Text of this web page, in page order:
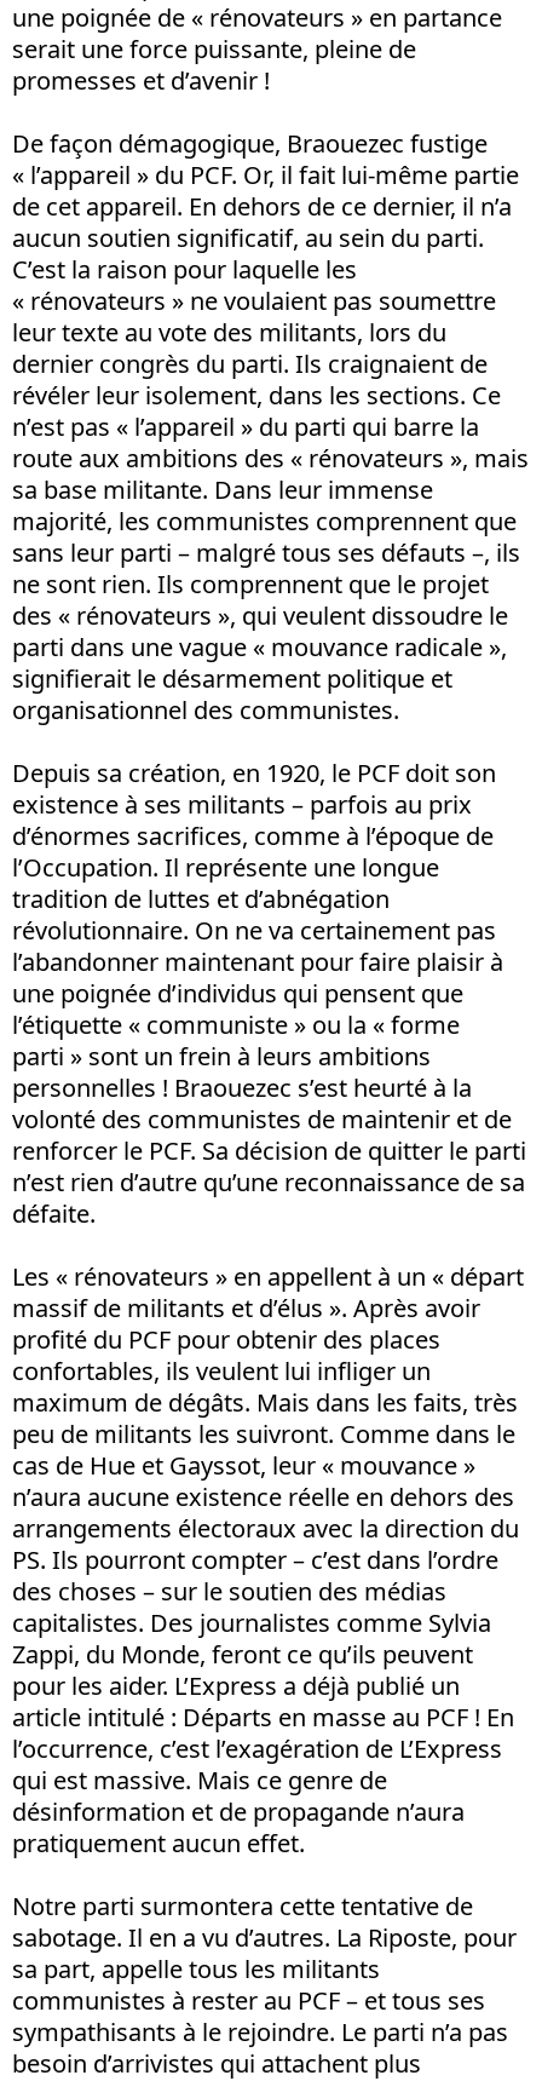
une poignée de « rénovateurs » en partance
serait une force puissante, pleine de
promesses et d’avenir !
De façon démagogique, Braouezec fustige
« l’appareil » du PCF. Or, il fait lui-même partie
de cet appareil. En dehors de ce dernier, il n’a
aucun soutien significatif, au sein du parti.
C’est la raison pour laquelle les
« rénovateurs » ne voulaient pas soumettre
leur texte au vote des militants, lors du
dernier congrès du parti. Ils craignaient de
révéler leur isolement, dans les sections. Ce
n’est pas « l’appareil » du parti qui barre la
route aux ambitions des « rénovateurs », mais
sa base militante. Dans leur immense
majorité, les communistes comprennent que
sans leur parti – malgré tous ses défauts –, ils
ne sont rien. Ils comprennent que le projet
des « rénovateurs », qui veulent dissoudre le
parti dans une vague « mouvance radicale »,
signifierait le désarmement politique et
organisationnel des communistes.
Depuis sa création, en 1920, le PCF doit son
existence à ses militants – parfois au prix
d’énormes sacrifices, comme à l’époque de
l’Occupation. Il représente une longue
tradition de luttes et d’abnégation
révolutionnaire. On ne va certainement pas
l’abandonner maintenant pour faire plaisir à
une poignée d’individus qui pensent que
l’étiquette « communiste » ou la « forme
parti » sont un frein à leurs ambitions
personnelles ! Braouezec s’est heurté à la
volonté des communistes de maintenir et de
renforcer le PCF. Sa décision de quitter le parti
n’est rien d’autre qu’une reconnaissance de sa
défaite.
Les « rénovateurs » en appellent à un « départ
massif de militants et d’élus ». Après avoir
profité du PCF pour obtenir des places
confortables, ils veulent lui infliger un
maximum de dégâts. Mais dans les faits, très
peu de militants les suivront. Comme dans le
cas de Hue et Gayssot, leur « mouvance »
n’aura aucune existence réelle en dehors des
arrangements électoraux avec la direction du
PS. Ils pourront compter – c’est dans l’ordre
des choses – sur le soutien des médias
capitalistes. Des journalistes comme Sylvia
Zappi, du Monde, feront ce qu’ils peuvent
pour les aider. L’Express a déjà publié un
article intitulé : Départs en masse au PCF ! En
l’occurrence, c’est l’exagération de L’Express
qui est massive. Mais ce genre de
désinformation et de propagande n’aura
pratiquement aucun effet.
Notre parti surmontera cette tentative de
sabotage. Il en a vu d’autres. La Riposte, pour
sa part, appelle tous les militants
communistes à rester au PCF – et tous ses
sympathisants à le rejoindre. Le parti n’a pas
besoin d’arrivistes qui attachent plus